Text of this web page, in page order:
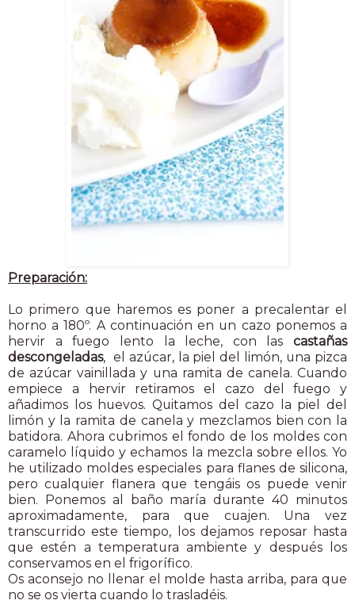
Preparación:
Lo primero que haremos es poner a precalentar el
horno a 180º. A continuación en un cazo ponemos a
hervir a fuego lento la leche, con las castañas
descongeladas, el azúcar, la piel del limón, una pizca
de azúcar vainillada y una ramita de canela. Cuando
empiece a hervir retiramos el cazo del fuego y
añadimos los huevos. Quitamos del cazo la piel del
limón y la ramita de canela y mezclamos bien con la
batidora. Ahora cubrimos el fondo de los moldes con
caramelo líquido y echamos la mezcla sobre ellos. Yo
he utilizado moldes especiales para flanes de silicona,
pero cualquier flanera que tengáis os puede venir
bien. Ponemos al baño maría durante 40 minutos
aproximadamente, para que cuajen. Una vez
transcurrido este tiempo, los dejamos reposar hasta
que estén a temperatura ambiente y después los
conservamos en el frigorífico.
Os aconsejo no llenar el molde hasta arriba, para que
no se os vierta cuando lo trasladéis.